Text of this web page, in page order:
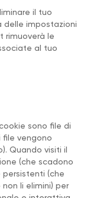
il tuo
delle impostazioni
rimuoverà le
al tuo
sono file di
vengono
Quando visiti il
(che scadono
persistenti (che
li elimini) per